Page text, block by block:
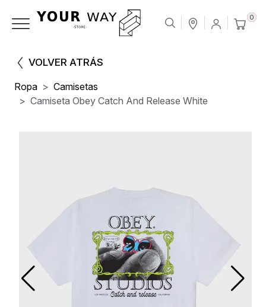
0
VOLVER ATRÁS
Ropa
Camisetas
Camiseta Obey Catch And Release White